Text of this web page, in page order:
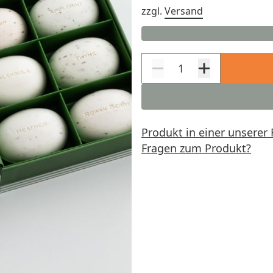
zzgl. Versand
Produkt in einer unserer
Fragen zum Produkt?